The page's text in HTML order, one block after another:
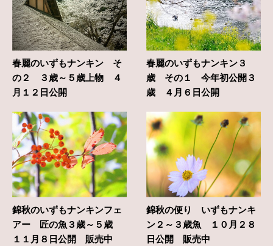
春麗のいずもナンキン そ
の２ ３歳～５歳上物 ４
月１２日公開
春麗のいずもナンキン３
歳 その１ 今年初公開３
歳 ４月６日公開
錦秋のいずもナンキンフェ
アー 匠の魚３歳～５歳
１１月８日公開 販売中
錦秋の便り いずもナンキ
ン２～３歳魚 １０月２８
日公開 販売中